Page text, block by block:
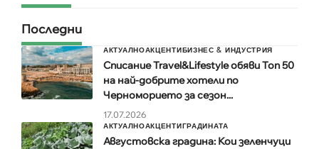
Последни
АКТУАЛНОАКЦЕНТИБИЗНЕС & ИНДУСТРИЯ
Списание Travel&Lifestyle обяви Топ 50
на най-добрите хотели по
Черноморието за сезон...
17.07.2026
АКТУАЛНОАКЦЕНТИГРАДИНАТА
Августовска градина: Кои зеленчуци